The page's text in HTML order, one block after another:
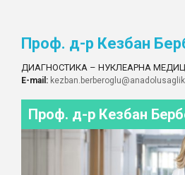
Проф. д-р Кезбан
ДИАГНОСТИКА – НУКЛЕАРНА
E-mail:
Проф. д-р Кезбан